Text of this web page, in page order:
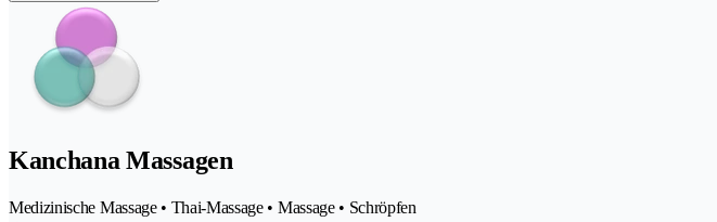
Kanchana Massagen
Medizinische Massage • Thai-Massage • Massage • Schröpfen